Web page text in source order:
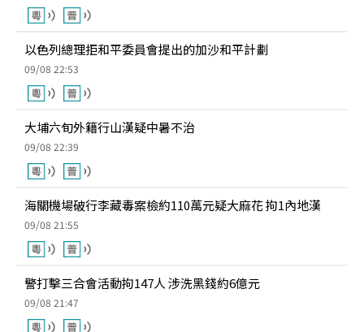
以色列總理拒和平委員會提出的加沙和平計劃
09/08 22:53
大埔六旬外籍行山漢疑中暑不治
09/08 22:39
海關機場破行李藏毒案檢約110萬元疑大麻花 拘1內地漢
09/08 21:55
警打擊三合會活動拘147人 涉洗黑錢約6億元
09/08 21:47